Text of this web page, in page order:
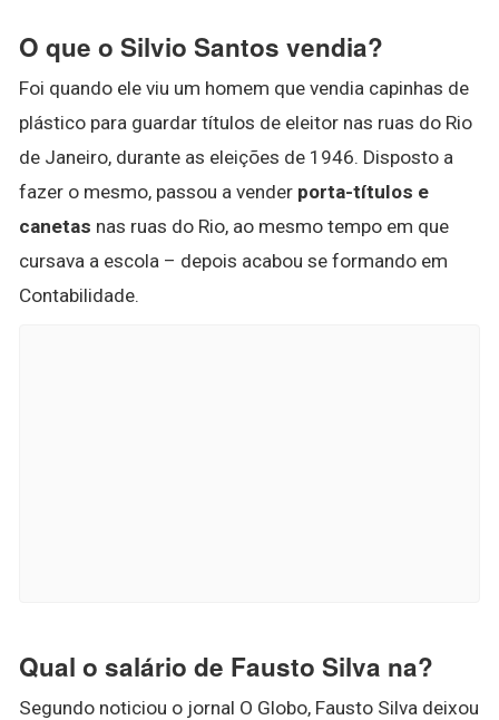
O que o Silvio Santos vendia?
Foi quando ele viu um homem que vendia capinhas de
plástico para guardar títulos de eleitor nas ruas do Rio
de Janeiro, durante as eleições de 1946. Disposto a
fazer o mesmo, passou a vender porta-títulos e
canetas nas ruas do Rio, ao mesmo tempo em que
cursava a escola – depois acabou se formando em
Contabilidade.
Qual o salário de Fausto Silva na?
Segundo noticiou o jornal O Globo, Fausto Silva deixou